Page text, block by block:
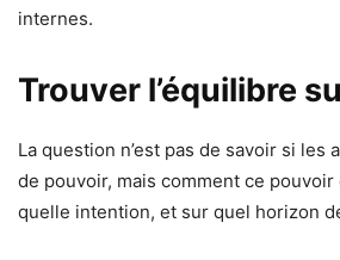
internes.
Trouver l’équilibre
La question n’est pas de savoir si les
de pouvoir, mais comment ce pouvoir
quelle intention, et sur quel horizon